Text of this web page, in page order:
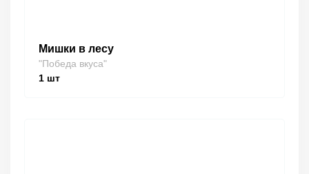
Мишки в лесу
"Победа вкуса"
1 шт